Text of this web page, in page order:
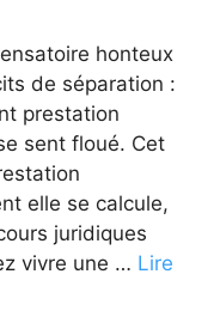
honteux
de séparation :
prestation
sent floué. Cet
elle se calcule,
juridiques
vivre une … Lire